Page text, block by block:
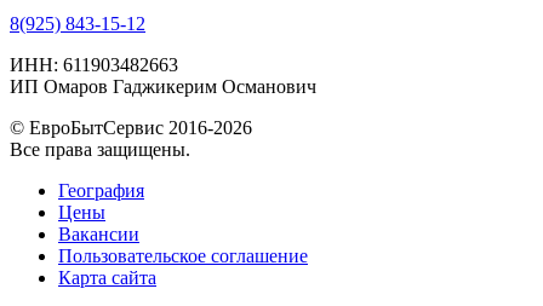
8(925) 843-15-12
ИНН: 611903482663
ИП Омаров Гаджикерим Османович
© ЕвроБытСервис 2016-2026
Все права защищены.
География
Цены
Вакансии
Пользовательское соглашение
Карта сайта